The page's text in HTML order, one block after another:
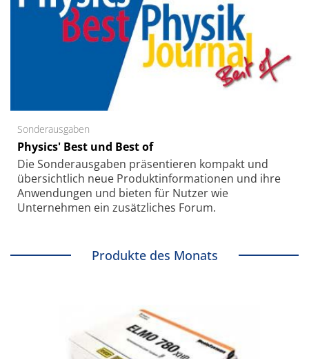
Sonderausgaben
Physics' Best und Best of
Die Sonder­ausgaben präsentieren kompakt und
übersichtlich neue Produkt­informationen und ihre
Anwendungen und bieten für Nutzer wie
Unternehmen ein zusätzliches Forum.
Produkte des Monats